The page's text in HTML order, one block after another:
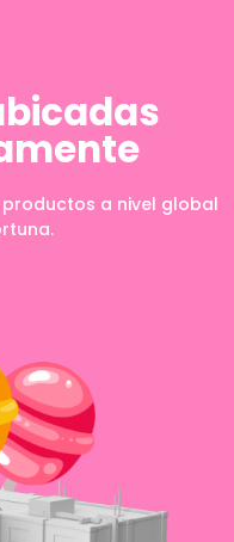
a nivel global